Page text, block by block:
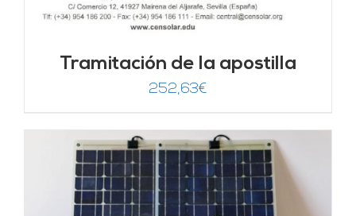
Tramitación de la apostilla
252,63€